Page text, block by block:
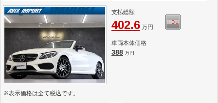
LEDﾍｯﾄﾞﾗｲﾄ 19AW
支払総額
402.6 万円
車両本体価格
388 万円
※表示価格は全て税込です。